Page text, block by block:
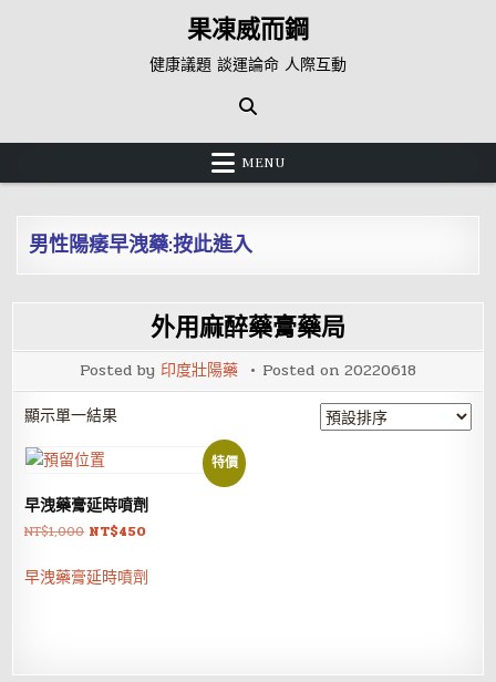
果凍威而鋼
健康議題 談運論命 人際互動
MENU
男性陽痿早洩藥:按此進入
外用麻醉藥膏藥局
Posted by 印度壯陽藥 Posted on 20220618
顯示單一結果
特價
早洩藥膏延時噴劑
NT$1,000 原
價
NT$450目
價
早洩藥膏延時噴劑